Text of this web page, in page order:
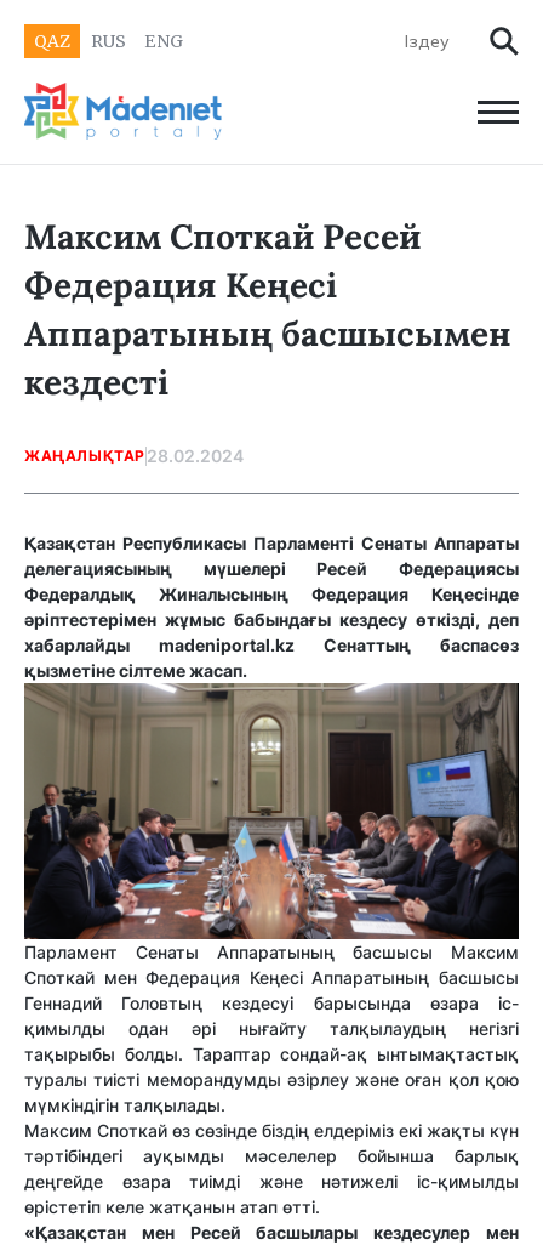
QAZ RUS ENG
Максим Споткай Ресей
Федерация Кеңесі
Аппаратының басшысымен
кездесті
ЖАҢАЛЫҚТАР 28.02.2024
Қазақстан Республикасы Парламенті Сенаты Аппараты
делегациясының мүшелері Ресей Федерациясы
Федералдық Жиналысының Федерация Кеңесінде
әріптестерімен жұмыс бабындағы кездесу өткізді, деп
хабарлайды madeniportal.kz Сенаттың баспасөз
қызметіне сілтеме жасап.
Парламент Сенаты Аппаратының басшысы Максим
Споткай мен Федерация Кеңесі Аппаратының басшысы
Геннадий Головтың кездесуі барысында өзара іс-
қимылды одан әрі нығайту талқылаудың негізгі
тақырыбы болды. Тараптар сондай-ақ ынтымақтастық
туралы тиісті меморандумды әзірлеу және оған қол қою
мүмкіндігін талқылады.
Максим Споткай өз сөзінде біздің елдеріміз екі жақты күн
тәртібіндегі ауқымды мәселелер бойынша барлық
деңгейде өзара тиімді және нәтижелі іс-қимылды
өрістетіп келе жатқанын атап өтті.
«Қазақстан мен Ресей басшылары кездесулер мен